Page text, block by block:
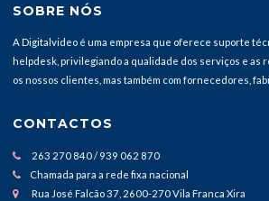
SOBRE NÓS
A Digitalvideo é uma empresa que oferece suporte
helpdesk, privilegiando a qualidade dos serviços e as
os nossos clientes, mas também com fornecedores,
CONTACTOS
263 270 840 / 939 062 870
Chamada para a rede fixa nacional
Rua José Falcão 37, 2600-270 Vila Franca Xira